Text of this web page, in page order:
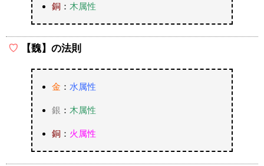
銅： 木属性
【魏】の法則
金 ： 水属性
銀 ： 木属性
銅： 火属性